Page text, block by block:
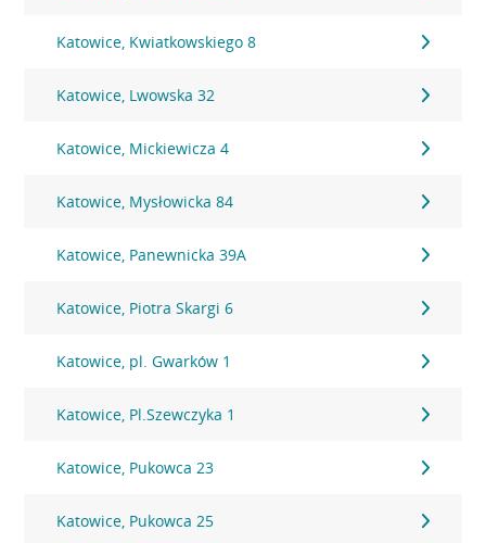
Katowice, Kwiatkowskiego 8
Katowice, Lwowska 32
Katowice, Mickiewicza 4
Katowice, Mysłowicka 84
Katowice, Panewnicka 39A
Katowice, Piotra Skargi 6
Katowice, pl. Gwarków 1
Katowice, Pl.Szewczyka 1
Katowice, Pukowca 23
Katowice, Pukowca 25